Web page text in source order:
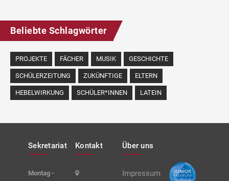
Beliebte Schlagwörter
PROJEKTE FÄCHER MUSIK GESCHICHTE
SCHÜLERZEITUNG ZUKÜNFTIGE ELTERN
HEBELWIRKUNG SCHÜLER*INNEN LATEIN
Sekretariat
Montag -
Kontakt Über uns
Impressum